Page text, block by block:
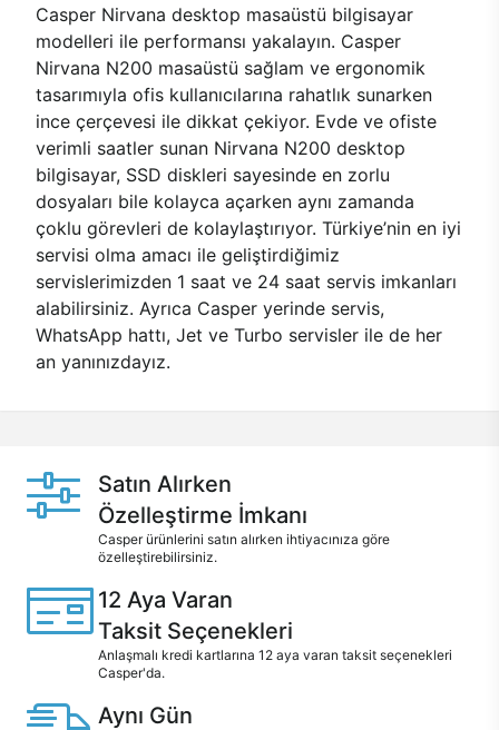
Casper Nirvana desktop masaüstü bilgisayar
modelleri ile performansı yakalayın. Casper
Nirvana N200 masaüstü sağlam ve ergonomik
tasarımıyla ofis kullanıcılarına rahatlık sunarken
ince çerçevesi ile dikkat çekiyor. Evde ve ofiste
verimli saatler sunan Nirvana N200 desktop
bilgisayar, SSD diskleri sayesinde en zorlu
dosyaları bile kolayca açarken aynı zamanda
çoklu görevleri de kolaylaştırıyor. Türkiye’nin en iyi
servisi olma amacı ile geliştirdiğimiz
servislerimizden 1 saat ve 24 saat servis imkanları
alabilirsiniz. Ayrıca Casper yerinde servis,
WhatsApp hattı, Jet ve Turbo servisler ile de her
an yanınızdayız.
Satın Alırken
Özelleştirme İmkanı
Casper ürünlerini satın alırken ihtiyacınıza göre
özelleştirebilirsiniz.
12 Aya Varan
Taksit Seçenekleri
Anlaşmalı kredi kartlarına 12 aya varan taksit seçenekleri
Casper'da.
Aynı Gün